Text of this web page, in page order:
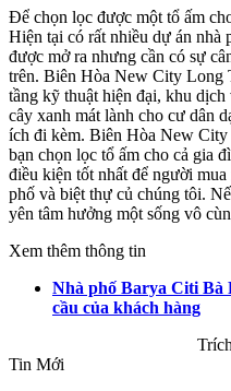
Để chọn lọc được một tổ ấm
Hiện tại có rất nhiều dự án nhà
được mở ra nhưng cần có sự
trên. Biên Hòa New City Long
tầng kỹ thuật hiện đại, khu
cây xanh mát lành cho cư dân
ích đi kèm. Biên Hòa New
bạn chọn lọc tổ ấm cho cả gia
điều kiện tốt nhất để người
phố và biệt thự củ chúng tôi.
yên tâm hưởng một sống vô
Xem thêm thông tin
Nhà phố Barya Citi Bà
cầu của khách hàng
Tin Mới